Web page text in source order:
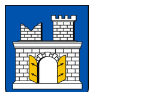
змісту
ліву
бічну
панель
праву
бічну
панель
нижнього
колонтитула